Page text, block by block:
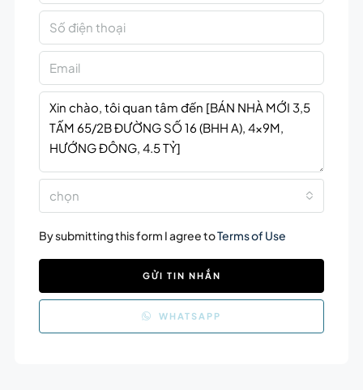
chọn
By submitting this form I agree toTerms of Use
GỬI TIN NHẮN
WHATSAPP